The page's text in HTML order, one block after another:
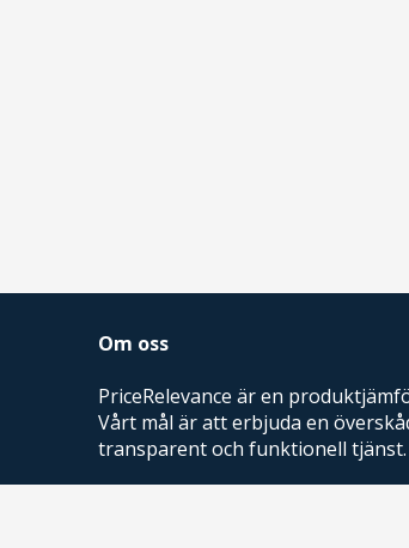
Om oss
PriceRelevance är en
Vårt mål är att erbjuda en
transparent och funktionell tjänst.
PriceRelevance ägs och drivs av